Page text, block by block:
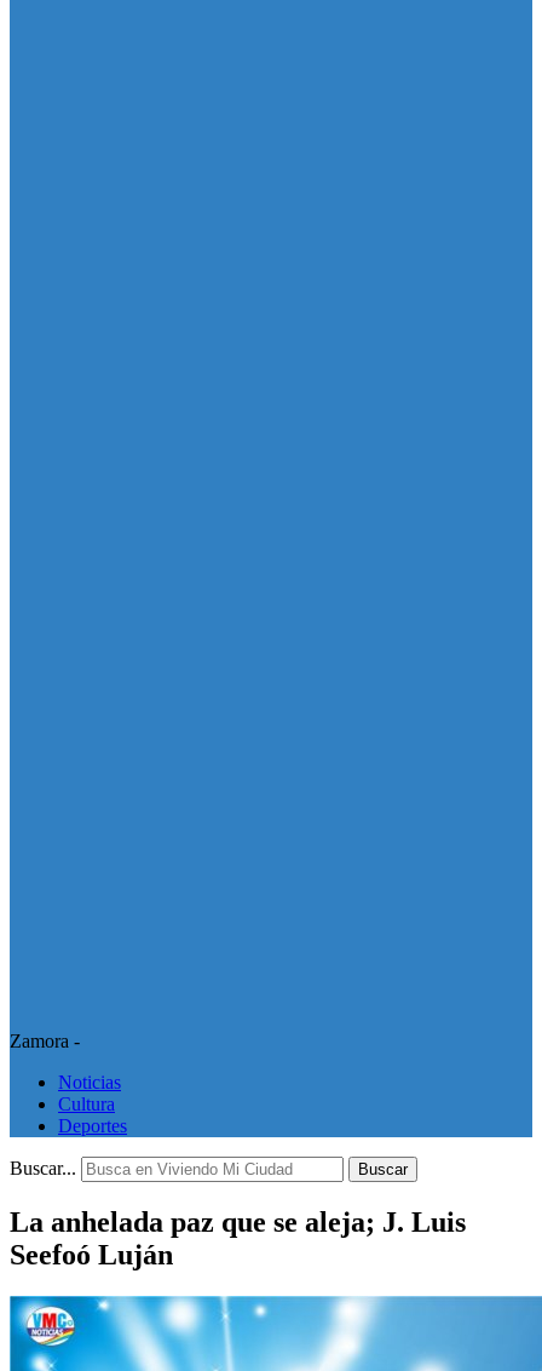
Zamora -
Noticias
Cultura
Deportes
Buscar... Buscar
La anhelada paz que se aleja; J. Luis
Seefoó Luján